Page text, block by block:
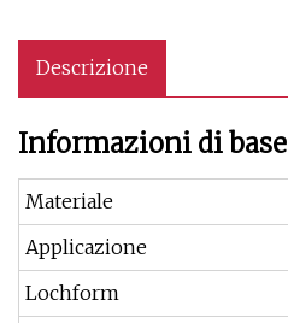
Descrizione
Informazioni di base
Materiale
Applicazione
Lochform